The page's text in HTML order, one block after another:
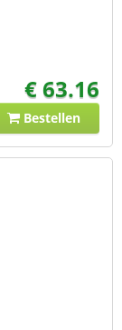
€ 63.16
Bestellen